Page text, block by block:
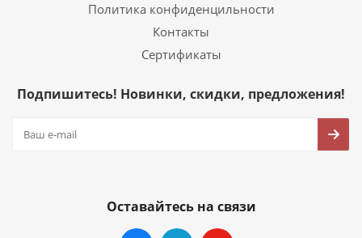
Политика конфиденцильности
Контакты
Сертификаты
Подпишитесь! Новинки, скидки, предложения!
Оставайтесь на связи